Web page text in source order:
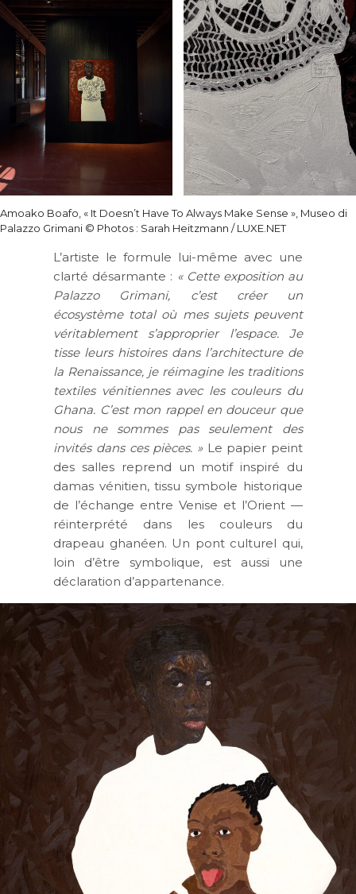
Amoako Boafo, « It Doesn’t Have To Always Make Sense », Museo di
Palazzo Grimani © Photos : Sarah Heitzmann / LUXE.NET
L’artiste le formule lui-même avec une
clarté désarmante : « Cette exposition au
Palazzo Grimani, c’est créer un
écosystème total où mes sujets peuvent
véritablement s’approprier l’espace. Je
tisse leurs histoires dans l’architecture de
la Renaissance, je réimagine les traditions
textiles vénitiennes avec les couleurs du
Ghana. C’est mon rappel en douceur que
nous ne sommes pas seulement des
invités dans ces pièces. »Le papier peint
des salles reprend un motif inspiré du
damas vénitien, tissu symbole historique
de l’échange entre Venise et l’Orient —
réinterprété dans les couleurs du
drapeau ghanéen. Un pont culturel qui,
loin d’être symbolique, est aussi une
déclaration d’appartenance.